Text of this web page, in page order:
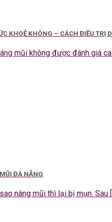
KHOẺ KHÔNG – CÁCH ĐIỀU TRỊ
mũi không được đánh giá
ĐÀ NẴNG
nâng mũi thì lại bị mụn. Sau